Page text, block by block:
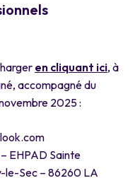
en cliquant ici, à
accompagné du
2025 :
EHPAD Sainte
le-Sec – 86260 LA